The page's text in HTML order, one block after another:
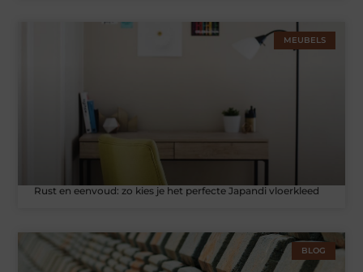
MEUBELS
Rust en eenvoud: zo kies je het perfecte Japandi vloerkleed
BLOG